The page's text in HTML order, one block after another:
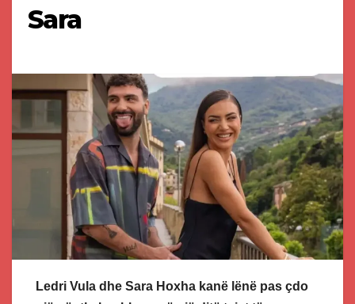
Sara
Ledri Vula dhe Sara Hoxha kanë lënë pas çdo